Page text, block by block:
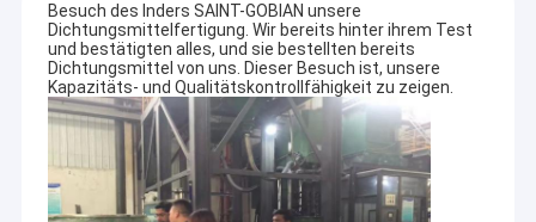
Besuch des Inders SAINT-GOBIAN unsere
Dichtungsmittelfertigung. Wir bereits hinter ihrem Test
und bestätigten alles, und sie bestellten bereits
Dichtungsmittel von uns. Dieser Besuch ist, unsere
Kapazitäts- und Qualitätskontrollfähigkeit zu zeigen.